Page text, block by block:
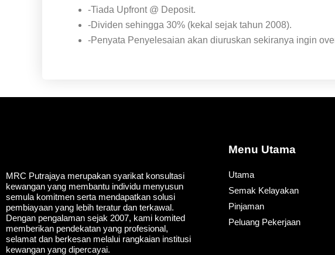
-Tiada Upfront @ Deposit.
-Dividen sehingga 30% (kekal sejak tahun 2008).
-Penyata Penyelesaian akan diuruskan sekiranya ingin
MRC Putrajaya merupakan syarikat konsultasi
kewangan yang membantu individu menyusun
semula komitmen serta mendapatkan solusi
pembiayaan yang lebih teratur dan terkawal.
Dengan pengalaman sejak 2007, kami komited
memberikan pendekatan yang profesional,
selamat dan berkesan melalui rangkaian institusi
kewangan yang dipercayai.
Menu Utama
Utama
Semak Kelayakan
Pinjaman
Peluang Pekerjaan